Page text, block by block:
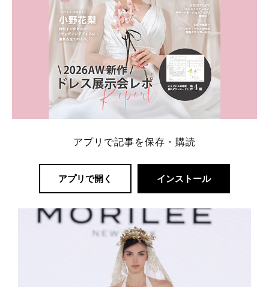
アプリで記事を保存・購読
アプリで開く インストール